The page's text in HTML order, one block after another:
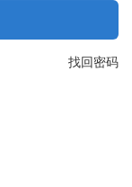
找回密码